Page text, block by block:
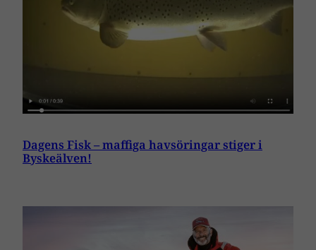
Dagens Fisk – maffiga havsöringar stiger i
Byskeälven!